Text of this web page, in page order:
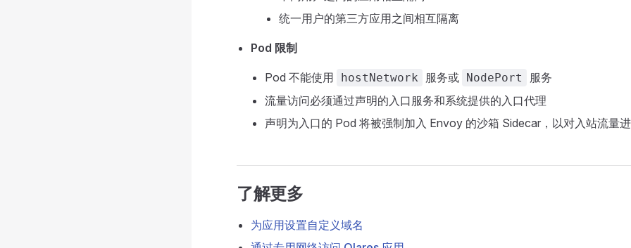
统一用户的第三方应用之间相互隔离
Pod 限制
Pod 不能使用 hostNetwork 服务或 NodePort
服务
流量访问必须通过声明的入口服务和系统提供的入口代理
声明为入口的 Pod 将被强制加入 Envoy 的沙箱 Sidecar，以对入站流量
了解更多
为应用设置自定义域名